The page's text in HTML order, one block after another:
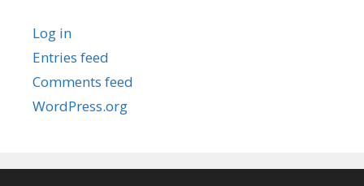
Log in
Entries feed
Comments feed
WordPress.org